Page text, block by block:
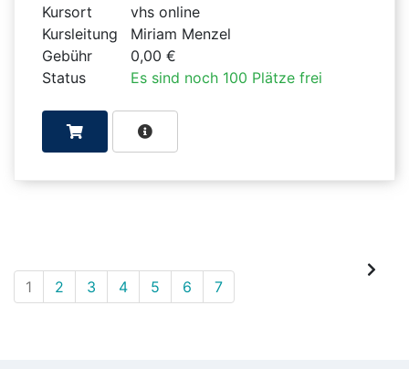
Kursort
vhs online
Kursleitung
Miriam Menzel
Gebühr
0,00 €
Status
Es sind noch 100 Plätze frei
1 2 3 4 5 6 7